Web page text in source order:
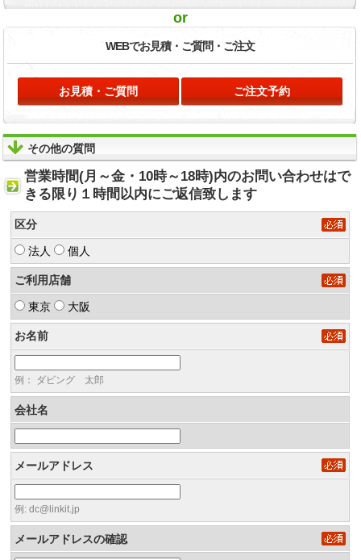
or
WEBでお見積・ ご質問・ご注文
お見積・ご質問 ご注文予約
その他の質問
営業時間(月～金・10時～18時)内のお問い合わせはで
きる限り１時間以内にご返信致します
区分
法人 個人
ご利用店舗
東京 大阪
お名前
例： ダビング 太郎
会社名
メールアドレス
例: dc@linkit.jp
メールアドレスの確認